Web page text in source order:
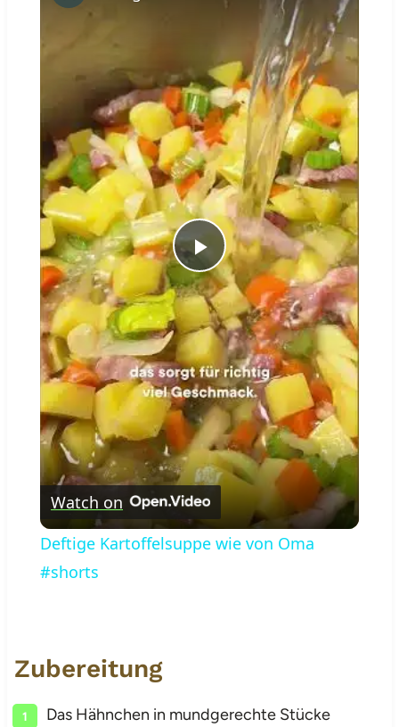
Play
Video
Watch on
Deftige Kartoffelsuppe wie von Oma
#shorts
Zubereitung
Das Hähnchen in mundgerechte Stücke